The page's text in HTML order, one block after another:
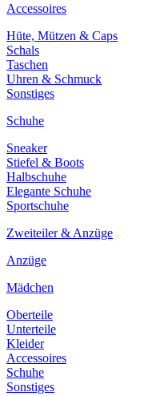
Accessoires
Hüte, Mützen & Caps
Schals
Taschen
Uhren & Schmuck
Sonstiges
Schuhe
Sneaker
Stiefel & Boots
Halbschuhe
Elegante Schuhe
Sportschuhe
Zweiteiler & Anzüge
Anzüge
Mädchen
Oberteile
Unterteile
Kleider
Accessoires
Schuhe
Sonstiges